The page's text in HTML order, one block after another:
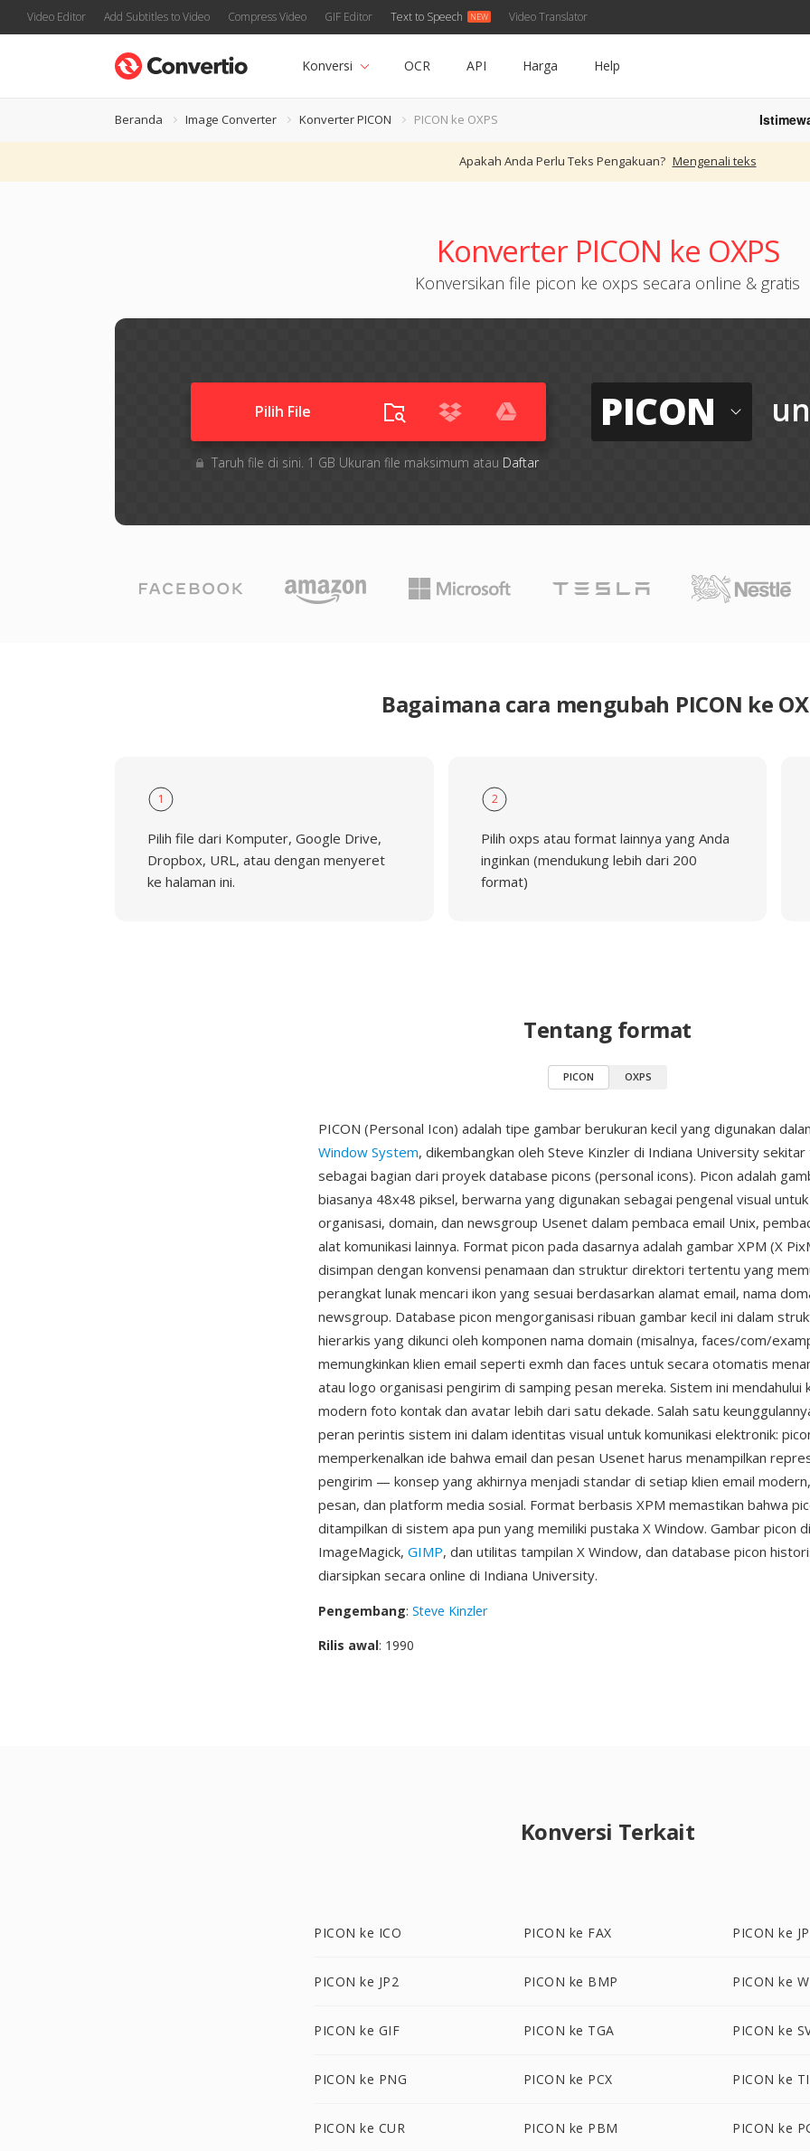
Video Editor Add Subtitles to Video Compress Video GIF Editor Text to Speech Video Translator
Konversi OCR API Harga Help
Beranda Image Converter Konverter PICON PICON ke OXPS
Apakah Anda Perlu Teks Pengakuan? Mengenali teks
Konverter PICON ke OXPS
Konversikan file picon ke oxps secara online & gratis
Pilih File
Taruh file di sini. 1 GB Ukuran file maksimum atau Daftar
PICON
Bagaimana cara mengubah PICON ke
1
Pilih file dari Komputer, Google Drive,
Dropbox, URL, atau dengan menyeret
ke halaman ini.
2
Pilih oxps atau format lainnya yang Anda
inginkan (mendukung lebih dari 200
format)
Tentang format
PICON OXPS
PICON (Personal Icon) adalah tipe gambar berukuran kecil yang digunakan
Window System, dikembangkan oleh Steve Kinzler di Indiana University
sebagai bagian dari proyek database picons (personal icons). Picon adalah
biasanya 48x48 piksel, berwarna yang digunakan sebagai pengenal visual
organisasi, domain, dan newsgroup Usenet dalam pembaca email Unix,
alat komunikasi lainnya. Format picon pada dasarnya adalah gambar XPM (X
disimpan dengan konvensi penamaan dan struktur direktori tertentu yang
perangkat lunak mencari ikon yang sesuai berdasarkan alamat email, nama
newsgroup. Database picon mengorganisasi ribuan gambar kecil ini dalam
hierarkis yang dikunci oleh komponen nama domain (misalnya, faces/com/
memungkinkan klien email seperti exmh dan faces untuk secara otomatis
atau logo organisasi pengirim di samping pesan mereka. Sistem ini mendahului
modern foto kontak dan avatar lebih dari satu dekade. Salah satu
peran perintis sistem ini dalam identitas visual untuk komunikasi elektronik:
memperkenalkan ide bahwa email dan pesan Usenet harus menampilkan
pengirim — konsep yang akhirnya menjadi standar di setiap klien email
pesan, dan platform media sosial. Format berbasis XPM memastikan bahwa
ditampilkan di sistem apa pun yang memiliki pustaka X Window. Gambar picon
ImageMagick, GIMP, dan utilitas tampilan X Window, dan database picon
diarsipkan secara online di Indiana University.
Pengembang: Steve Kinzler
Rilis awal: 1990
Konversi Terkait
PICON ke ICO PICON ke FAX PICON ke
PICON ke JP2 PICON ke BMP PICON ke
PICON ke GIF PICON ke TGA PICON ke
PICON ke PNG PICON ke PCX PICON ke
PICON ke CUR PICON ke PBM PICON ke